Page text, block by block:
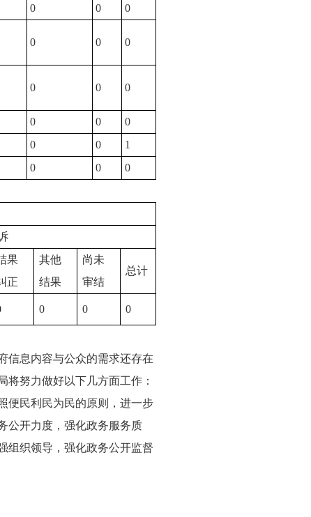
0 0 0
0 0 0
0 0 0
0 0
0
0 0
1
0 0
0
果
正
其他
结果
尚未
审结
总计
0 0 0
息内容与公众的需求还存在
努力做好以下几方面工作：
便民利民为民的原则，进一步
公开力度，强化政务服务质
组织领导，强化政务公开监督